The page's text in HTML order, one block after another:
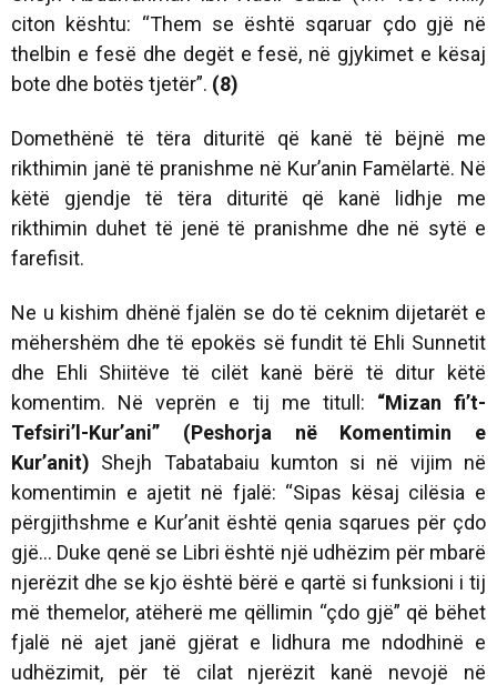
citon kështu: “Them se është sqaruar çdo gjë në
thelbin e fesë dhe degët e fesë, në gjykimet e kësaj
bote dhe botës tjetër”. (8)
Domethënë të tëra dituritë që kanë të bëjnë me
rikthimin janë të pranishme në Kur’anin Famëlartë. Në
këtë gjendje të tëra dituritë që kanë lidhje me
rikthimin duhet të jenë të pranishme dhe në sytë e
farefisit.
Ne u kishim dhënë fjalën se do të ceknim dijetarët e
mëhershëm dhe të epokës së fundit të Ehli Sunnetit
dhe Ehli Shiitëve të cilët kanë bërë të ditur këtë
komentim. Në veprën e tij me titull: “Mizan fi’t-
Tefsiri’l-Kur’ani” (Peshorja në Komentimin e
Kur’anit) Shejh Tabatabaiu kumton si në vijim në
komentimin e ajetit në fjalë: “Sipas kësaj cilësia e
përgjithshme e Kur’anit është qenia sqarues për çdo
gjë... Duke qenë se Libri është një udhëzim për mbarë
njerëzit dhe se kjo është bërë e qartë si funksioni i tij
më themelor, atëherë me qëllimin “çdo gjë” që bëhet
fjalë në ajet janë gjërat e lidhura me ndodhinë e
udhëzimit, për të cilat njerëzit kanë nevojë në